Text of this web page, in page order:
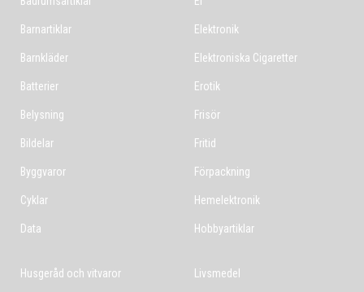
Barnartiklar
Barnkläder
Batterier
Belysning
Bildelar
Byggvaror
Cyklar
Data
Elektronik
Elektroniska Cigaretter
Erotik
Frisör
Fritid
Förpackning
Hemelektronik
Hobbyartiklar
Husgeråd och vitvaror Livsmedel